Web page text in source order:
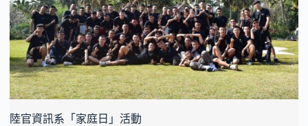
陸官資訊系「家庭日」活動